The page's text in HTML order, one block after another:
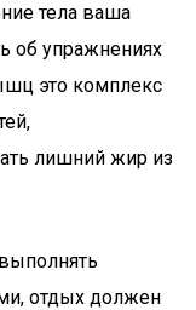
тела ваша
об упражнениях
это комплекс
лишний жир из
отдых должен